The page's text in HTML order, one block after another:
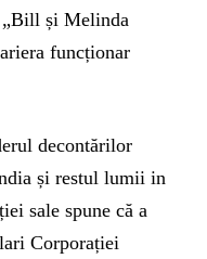
„Bill și Melinda
funcționar
decontărilor
și restul lumii in
sale spune că a
Corporației